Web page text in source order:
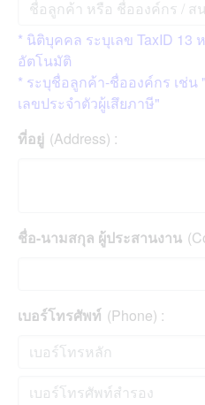
* นิติบุคคล ระบุเลข TaxID 13
อัตโนมัติ
* ระบุชื่อลูกค้า-ชื่อองค์กร เช่
เลขประจำตัวผู้เสึยภาษี"
ที่อยู่ (Address) :
ชื่อ-นามสกุล ผู้ประสานงาน
เบอร์โทรศัพท์ (Phone) :